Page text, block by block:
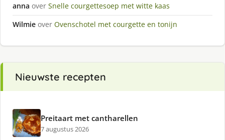
anna over Snelle courgettesoep met witte kaas
Wilmie over Ovenschotel met courgette en tonijn
Nieuwste recepten
Preitaart met cantharellen
7 augustus 2026